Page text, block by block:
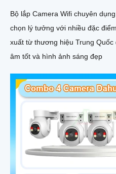
Bộ lắp Camera Wifi chuyên
chọn lý tưởng với nhiều đặc điểm nổi bật. Camera
xuất từ thương hiệu Trung
âm tốt và hình ảnh sáng đẹp